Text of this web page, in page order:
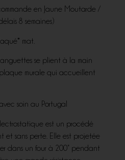
en Jaune Moutarde /
8 semaines)
mat.
se plient à la main
murale qui accueillent
soin au Portugal
est un procédé
et sans perte. Elle est projetée
dans un four à 200° pendant